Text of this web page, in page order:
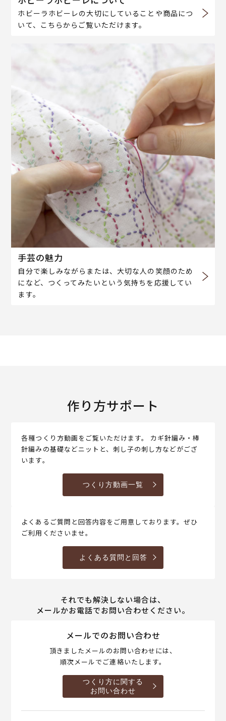
ホビーラホビーレの大切にしていることや商品につ
いて、こちらからご覧いただけます。
手芸の魅力
自分で楽しみながらまたは、大切な人の笑顔のため
になど、つくってみたいという気持ちを応援してい
ます。
作り方サポート
各種つくり方動画をご覧いただけます。 カギ針編み・棒
針編みの基礎などニットと、刺し子の刺し方などがござ
います。
つくり方動画一覧
よくあるご質問と回答内容をご用意しております。ぜひ
ご利用くださいませ。
よくある質問と回答
それでも解決しない場合は、
メールかお電話でお問い合わせください。
メールでのお問い合わせ
頂きましたメールのお問い合わせには、
順次メールでご連絡いたします。
つくり方に関する
お問い合わせ